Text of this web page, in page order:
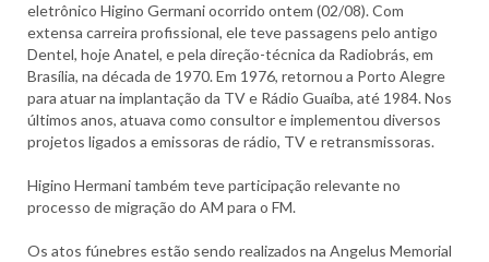
eletrônico Higino Germani ocorrido ontem (02/08). Com
extensa carreira profissional, ele teve passagens pelo antigo
Dentel, hoje Anatel, e pela direção-técnica da Radiobrás, em
Brasília, na década de 1970. Em 1976, retornou a Porto Alegre
para atuar na implantação da TV e Rádio Guaíba, até 1984. Nos
últimos anos, atuava como consultor e implementou diversos
projetos ligados a emissoras de rádio, TV e retransmissoras.
Higino Hermani também teve participação relevante no
processo de migração do AM para o FM.
Os atos fúnebres estão sendo realizados na Angelus Memorial